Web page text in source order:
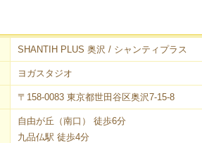
SHANTIH PLUS 奥沢 / シャンティプラス
ヨガスタジオ
〒158-0083 東京都世田谷区奥沢7-15-8
自由が丘（南口） 徒歩6分
九品仏駅 徒歩4分